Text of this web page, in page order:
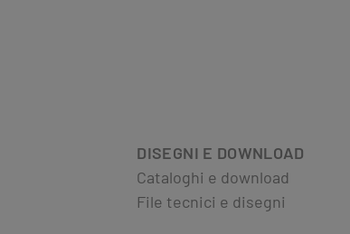
DISEGNI E DOWNLOAD
Cataloghi e download
File tecnici e disegni